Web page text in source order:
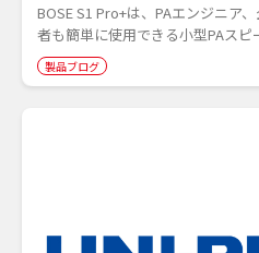
BOSE S1 Pro+は、PAエンジニア
者も簡単に使用できる小型PAスピ
製品ブログ